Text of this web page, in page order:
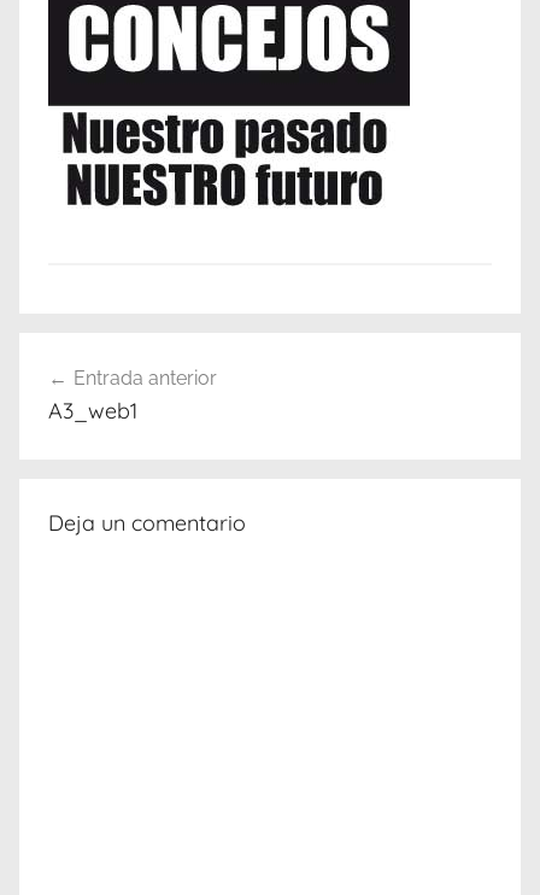
de
Entrada anterior
A3_web1
Deja un comentario